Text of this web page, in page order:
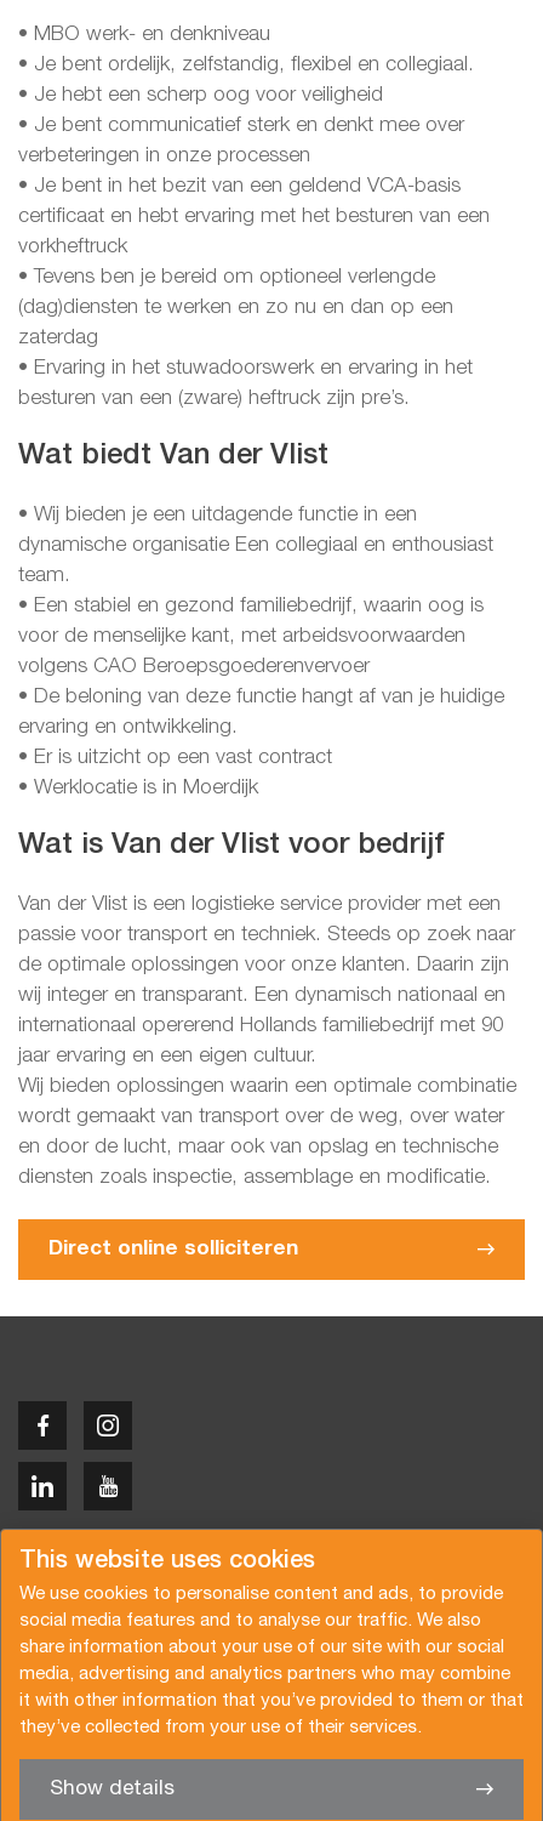
This website uses cookies
We use cookies to personalise content and ads, to provide
social media features and to analyse our traffic. We also
share information about your use of our site with our social
media, advertising and analytics partners who may combine
it with other information that you’ve provided to them or that
they’ve collected from your use of their services.
Show details
• MBO werk- en denkniveau
• Je bent ordelijk, zelfstandig, flexibel en collegiaal.
• Je hebt een scherp oog voor veiligheid
• Je bent communicatief sterk en denkt mee over
verbeteringen in onze processen
• Je bent in het bezit van een geldend VCA-basis
certificaat en hebt ervaring met het besturen van een
vorkheftruck
• Tevens ben je bereid om optioneel verlengde
(dag)diensten te werken en zo nu en dan op een
zaterdag
• Ervaring in het stuwadoorswerk en ervaring in het
besturen van een (zware) heftruck zijn pre’s.
Wat biedt Van der Vlist
• Wij bieden je een uitdagende functie in een
dynamische organisatie Een collegiaal en enthousiast
team.
• Een stabiel en gezond familiebedrijf, waarin oog is
voor de menselijke kant, met arbeidsvoorwaarden
volgens CAO Beroepsgoederenvervoer
• De beloning van deze functie hangt af van je huidige
ervaring en ontwikkeling.
• Er is uitzicht op een vast contract
• Werklocatie is in Moerdijk
Wat is Van der Vlist voor bedrijf
Van der Vlist is een logistieke service provider met een
passie voor transport en techniek. Steeds op zoek naar
de optimale oplossingen voor onze klanten. Daarin zijn
wij integer en transparant. Een dynamisch nationaal en
internationaal opererend Hollands familiebedrijf met 90
jaar ervaring en een eigen cultuur.
Wij bieden oplossingen waarin een optimale combinatie
wordt gemaakt van transport over de weg, over water
en door de lucht, maar ook van opslag en technische
diensten zoals inspectie, assemblage en modificatie.
Direct online solliciteren
Copyright © 2026 Van der Vlist
Request a quote
Subscribe to the newsletter
General terms and conditions
Privacy policy
Brochure
Certifications